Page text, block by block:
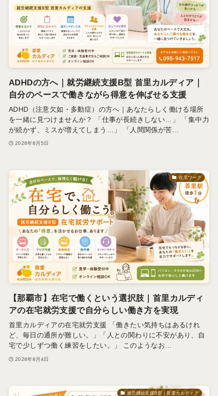
ADHDの方へ｜就労継続支援B型 首里カルディア｜
自分のペースで働きながら得意を伸ばせる支援
ADHD（注意欠如・多動症）の方へ｜あなたらしく働ける場所
を一緒に見つけませんか？ 「仕事が長続きしない…」 「集中力
が続かず、ミスが増えてしまう…」 「人間関係が苦…
2026年8月5日
在宅ワーク
【那覇市】在宅で働くという選択肢｜首里カルディ
アの在宅就労支援で自分らしい働き方を実現
首里カルディアの在宅就労支援 「働きたい気持ちはあるけれ
ど、毎日の通所が難しい。」「人との関わりに不安があり、自
宅で少しずつ働く練習をしたい。」 このようなお…
2026年8月4日
就労継続支援B型｜首里カルディア